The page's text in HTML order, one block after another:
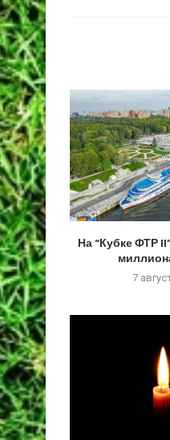
На “Кубке ФТР
7